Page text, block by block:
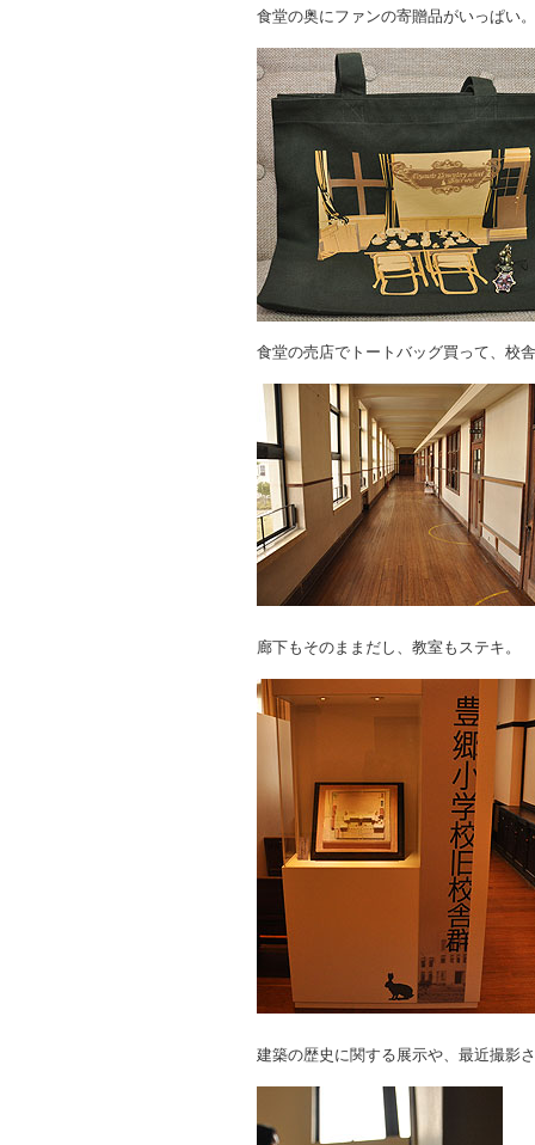
食堂の奥にファンの寄贈品がいっぱい
食堂の売店でトートバッグ買って、校
廊下もそのままだし、教室もステキ。
建築の歴史に関する展示や、最近撮影